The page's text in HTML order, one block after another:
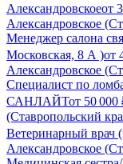
Александровскоеот
Александровское
Менеджер салона
Московская, 8 А )от
Александровское
Специалист по
САНЛАЙТот 50 000
(Ставропольский
Ветеринарный врач
Александровское